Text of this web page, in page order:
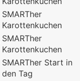
SMARTher
Karottenkuchen
SMARTher
Karottenkuchen
SMARTher Start in
den Tag